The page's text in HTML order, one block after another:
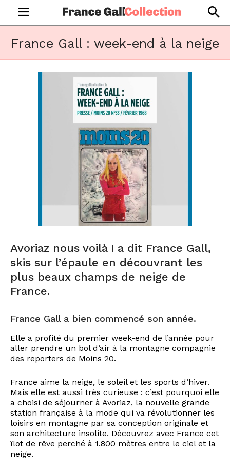
France Gall : week-end à la neige
Avoriaz nous voilà ! a dit France Gall,
skis sur l’épaule en découvrant les
plus beaux champs de neige de
France.
France Gall a bien commencé son année.
Elle a profité du premier week-end de l’année pour
aller prendre un bol d’air à la montagne compagnie
des reporters de Moins 20.
France aime la neige, le soleil et les sports d’hiver.
Mais elle est aussi très curieuse : c’est pourquoi elle
a choisi de séjourner à Avoriaz, la nouvelle grande
station française à la mode qui va révolutionner les
loisirs en montagne par sa conception originale et
son architecture insolite. Découvrez avec France cet
îlot de rêve perché à 1.800 mètres entre le ciel et la
neige.